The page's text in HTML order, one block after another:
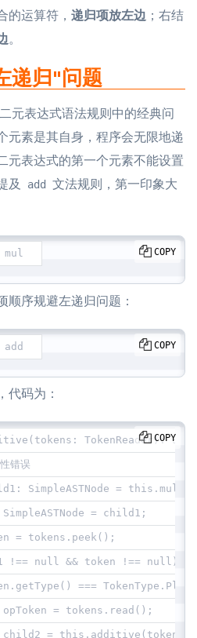
的运算符， 递归项放左边 ；右结
。
递归"问题
元表达式语法规则中的经典问
元素是其自身，程序会无限地递
元表达式的第一个元素不能设置
及
add
文法规则，第一印象大
COPY
顺序规避左递归问题：
COPY
代码为：
TokenReader):
错误
SimpleASTNode =
= child1;
= tokens.peek();
!== null && token !== null) {
===
= tokens.read();
=
COPY